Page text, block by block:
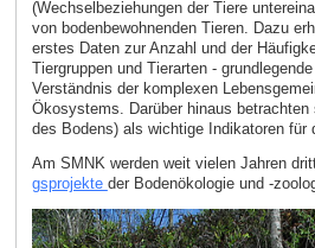
(Wechselbeziehungen der Tiere
von bodenbewohnenden Tieren. Dazu
erstes Daten zur Anzahl und der
Tiergruppen und Tierarten -
Verständnis der komplexen
Ökosystems. Darüber hinaus betrachten
des Bodens) als wichtige Indikatoren für
Am SMNK werden weit vielen Jahren
gsprojekte der Bodenökologie und -